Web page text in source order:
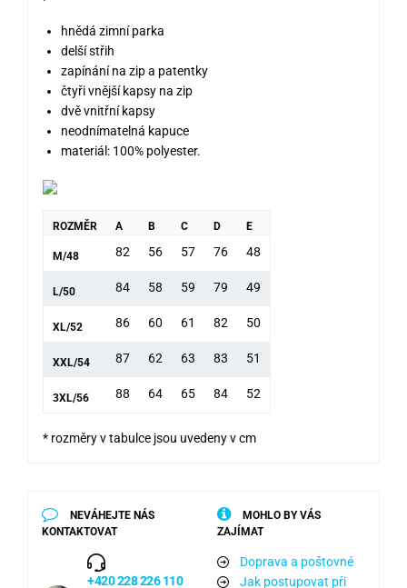
hnědá zimní parka
delší střih
zapínání na zip a patentky
čtyři vnější kapsy na zip
dvě vnitřní kapsy
neodnímatelná kapuce
materiál: 100% polyester.
ROZMĚR A B C D E
M/48 82 56 57 76 48
L/50 84 58 59 79 49
XL/52 86 60 61 82 50
XXL/54 87 62 63 83 51
3XL/56 88 64 65 84 52
* rozměry v tabulce jsou uvedeny v cm
NEVÁHEJTE NÁS
KONTAKTOVAT
+420 228 226 110
MOHLO BY VÁS
ZAJÍMAT
Doprava a poštovné
Jak postupovat při